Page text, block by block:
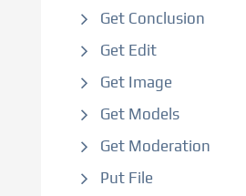
Get Conclusion
Get Edit
Get Image
Get Models
Get Moderation
Put File